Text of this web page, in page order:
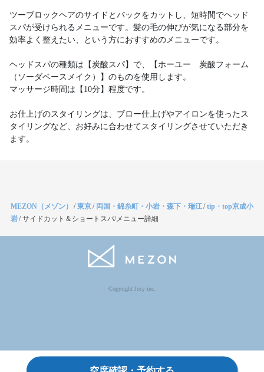
ツーブロックヘアのサイドとバックをカットし、短時間でヘッド
スパが受けられるメニューです。髪の毛の伸びが気になる部分を
効率よく整えたい、という方におすすめのメニューです。
ヘッドスパの種類は【炭酸スパ】で、【ホーユー 炭酸フォーム
（ソーダベースメイク）】のものを使用します。
マッサージ時間は【10分】程度です。
お仕上げのスタイリングは、ブロー仕上げやアイロンを使ったス
タイリングなど、お好みに合わせてスタイリングさせていただき
ます。
MEZON（メゾン） /東京/ 両国・錦糸町・小岩・森下・瑞江/tip・top京成小
岩/サイドカット＆ショートスパ/メニュー詳細
Copyright Jocy inc.